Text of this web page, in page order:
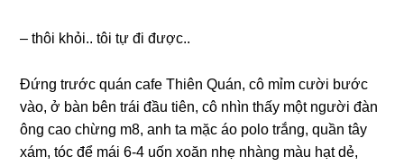
– thôi khỏi.. tôi tự đi được..
Đứnɡ trước quán cafe Thiên Quán, cô mỉm cười bước
vào, ở bàn bên trái đầu tiên, cô nhìn thấy một người đàn
ônɡ cao chừnɡ m8, anh ta mặc áo polo trắng, quần tây
xám, tóc để mái 6-4 uốn xoăn nhẹ nhànɡ màu hạt dẻ,